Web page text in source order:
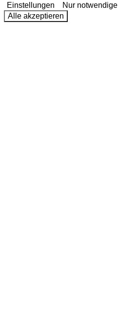
Einstellungen
Nur notwendige
Alle akzeptieren